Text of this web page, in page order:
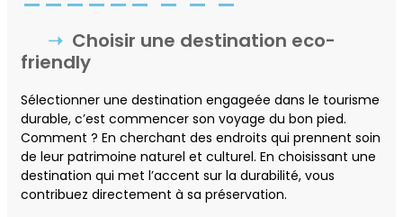
Choisir une destination eco-
friendly
Sélectionner une destination engageée dans le tourisme
durable, c’est commencer son voyage du bon pied.
Comment ? En cherchant des endroits qui prennent soin
de leur patrimoine naturel et culturel. En choisissant une
destination qui met l’accent sur la durabilité, vous
contribuez directement à sa préservation.